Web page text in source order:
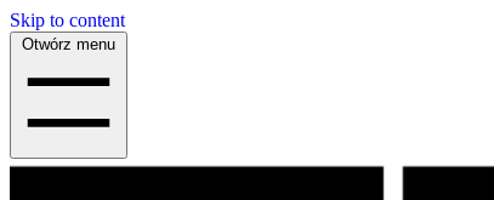
Skip to content
Otwórz menu